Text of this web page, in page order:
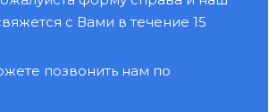
с Вами в течение 15
позвонить нам по